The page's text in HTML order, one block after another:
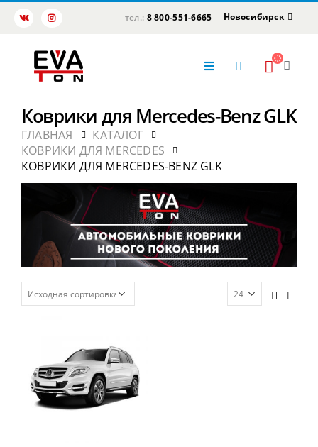
тел.: 8 800-551-6665 Новосибирск
Коврики для Mercedes-Benz GLK
ГЛАВНАЯ
КАТАЛОГ
КОВРИКИ ДЛЯ MERCEDES
КОВРИКИ ДЛЯ MERCEDES-BENZ GLK